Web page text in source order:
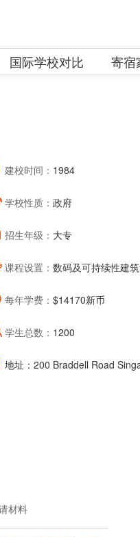
国际学校对比 寄宿
建校时间： 1984
学校性质： 政府
招生年级： 大专
课程设置： 数码及可持续性建
每年学费： $14170新币
学生总数： 1200
地址：200 Braddell Road
材料